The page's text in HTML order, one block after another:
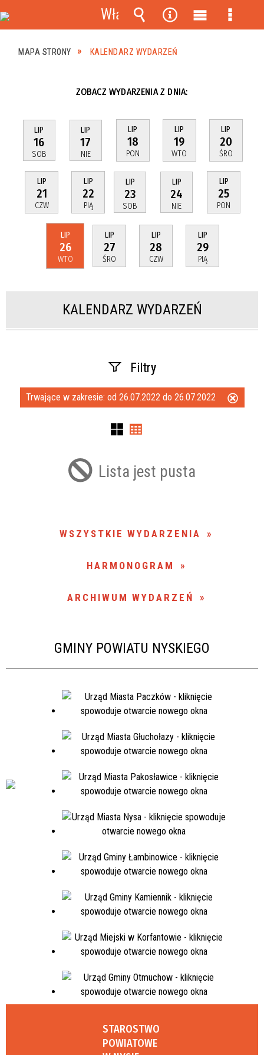
MAPA STRONY KALENDARZ WYDARZEŃ
ZOBACZ WYDARZENIA Z DNIA:
LIP
16
SOB
LIP
17
NIE
LIP
18
PON
LIP
19
WTO
LIP
20
ŚRO
LIP
21
CZW
LIP
22
PIĄ
LIP
23
SOB
LIP
24
NIE
LIP
25
PON
LIP
26
WTO
LIP
27
ŚRO
LIP
28
CZW
LIP
29
PIĄ
KALENDARZ WYDARZEŃ
Filtry
Szukana fraza
Trwające w zakresie: od 26.07.2022 do 26.07.2022
Lista jest pusta
WSZYSTKIE WYDARZENIA
HARMONOGRAM
ARCHIWUM WYDARZEŃ
GMINY POWIATU NYSKIEGO
STAROSTWO
POWIATOWE
Włącz
powiadomienia
Wyszukiwarka
Narzędzia
MenuMenu